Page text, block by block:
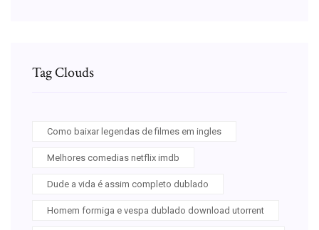
Tag Clouds
Como baixar legendas de filmes em ingles
Melhores comedias netflix imdb
Dude a vida é assim completo dublado
Homem formiga e vespa dublado download utorrent